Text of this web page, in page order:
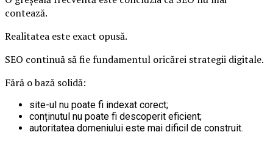
contează.
Realitatea este exact opusă.
SEO continuă să fie fundamentul oricărei strategii digitale.
Fără o bază solidă:
site-ul nu poate fi indexat corect;
conținutul nu poate fi descoperit eficient;
autoritatea domeniului este mai dificil de construit.